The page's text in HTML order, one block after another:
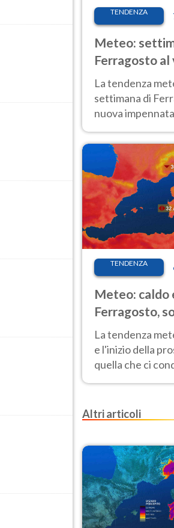
TENDENZA
Meteo:
Ferragosto al
intenso e
La tendenza
settimana di
nuova
anche al Nord.
TENDENZA
Meteo: caldo
Ferragosto,
pausa. Ecco
La tendenza
e l'inizio della
quella che ci
Ferragosto,
Altri articoli